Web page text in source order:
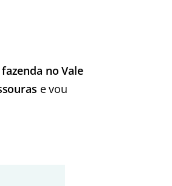
no Vale
e vou